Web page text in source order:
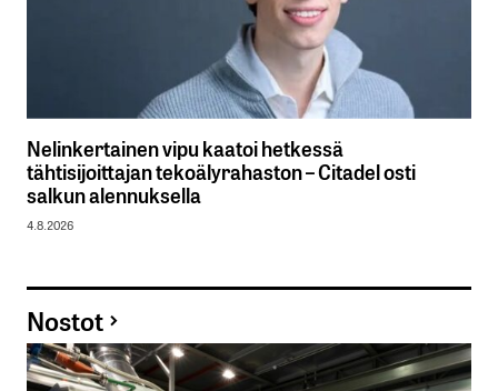
Nelinkertainen vipu kaatoi hetkessä
tähtisijoittajan tekoälyrahaston – Citadel osti
salkun alennuksella
4.8.2026
Nostot